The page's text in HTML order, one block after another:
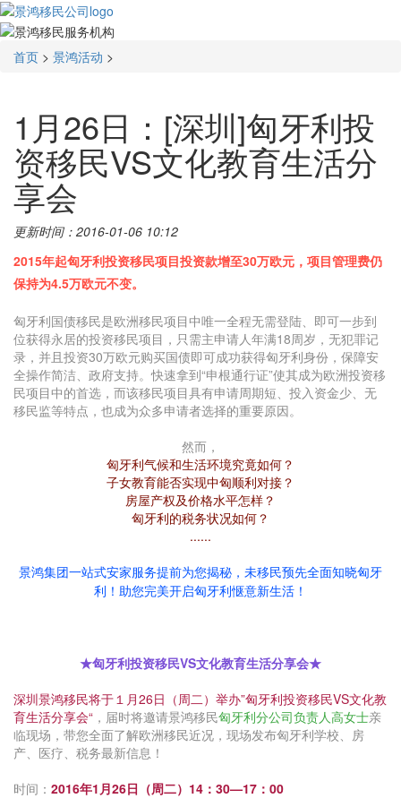
首页 > 景鸿活动 >
1月26日：[深圳]匈牙利投
资移民VS文化教育生活分
享会
更新时间：2016-01-06 10:12
2015年起匈牙利投资移民项目投资款增至30万欧元，项目管理费仍
保持为4.5万欧元不变。
匈牙利国债移民是欧洲移民项目中唯一全程无需登陆、即可一步到
位获得永居的投资移民项目，只需主申请人年满18周岁，无犯罪记
录，并且投资30万欧元购买国债即可成功获得匈牙利身份，保障安
全操作简洁、政府支持。快速拿到“申根通行证”使其成为欧洲投资移
民项目中的首选，而该移民项目具有申请周期短、投入资金少、无
移民监等特点，也成为众多申请者选择的重要原因。
然而，
匈牙利气候和生活环境究竟如何？
子女教育能否实现中匈顺利对接？
房屋产权及价格水平怎样？
匈牙利的税务状况如何？
......
景鸿集团一站式安家服务提前为您揭秘，未移民预先全面知晓匈牙
利！ 助您完美开启匈牙利惬意新生活！
★匈牙利投资移民VS文化教育生活分享会★
深圳景鸿移民将于１月26日（周二）举办”匈牙利投资移民VS文化教
育生活分享会“ ，届时将邀请景鸿移民匈牙利分公司负责人高女士亲
临现场，带您全面了解欧洲移民近况，现场发布匈牙利学校、房
产、医疗、税务最新信息！
时间： 2016年1月26日（周二）14：30—17：00